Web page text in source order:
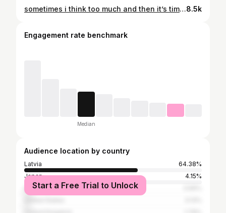
sometimes i think too much and then it’s time for a walk8.5k
Engagement rate benchmark
Median
Audience location by country
Latvia
64.38%
Japan
4.15%
South Korea
Start a Free Trial to Unlock